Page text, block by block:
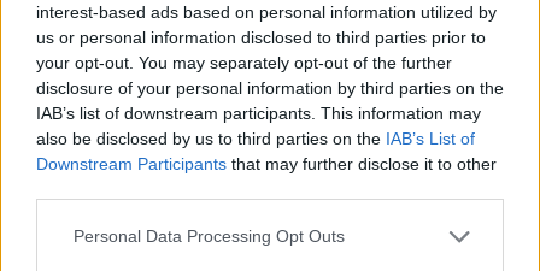
interest-based ads based on personal information utilized by
us or personal information disclosed to third parties prior to
your opt-out. You may separately opt-out of the further
disclosure of your personal information by third parties on the
IAB’s list of downstream participants. This information may
also be disclosed by us to third parties on the IAB’s List of
Downstream Participants that may further disclose it to other
Personal Data Processing Opt Outs
Minden évben egy nagyobb volumenű,
áttekintő jellegű rendezvényt is
szerveznek a fenntartható fejlődési célok
aktuális helyzetéről. Az ideire nemrégiben
Pekingben került sor, ahol a konferencia
tudományos bizottságában elnökölt.